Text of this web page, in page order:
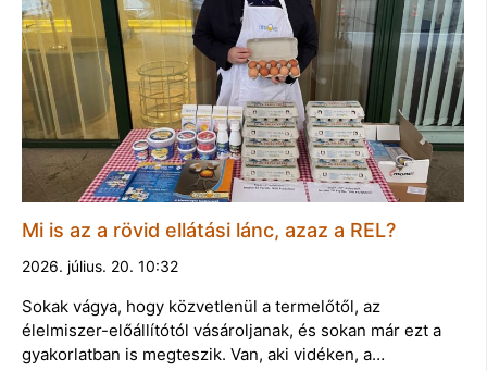
Mi is az a rövid ellátási lánc, azaz a REL?
2026. július. 20. 10:32
Sokak vágya, hogy közvetlenül a termelőtől, az
élelmiszer-előállítótól vásároljanak, és sokan már ezt a
gyakorlatban is megteszik. Van, aki vidéken, a…